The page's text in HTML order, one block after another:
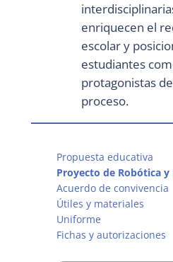
enriquecen el
escolar y
estudiantes
protagonistas
proceso.
Propuesta educativa
Proyecto de Robótica
Acuerdo de convivencia
Útiles y materiales
Uniforme
Fichas y autorizaciones